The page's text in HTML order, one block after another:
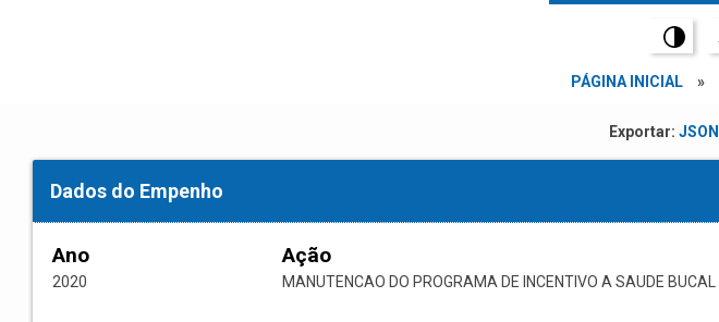
PÁGINA INICIAL »
Exportar: JSON
Dados do Empenho
Ano
2020
Ação
MANUTENCAO DO PROGRAMA DE INCENTIVO A SAUDE BUCAL